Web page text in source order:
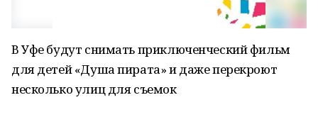
В Уфе будут снимать приключенческий фильм
для детей «Душа пирата» и даже перекроют
несколько улиц для съемок